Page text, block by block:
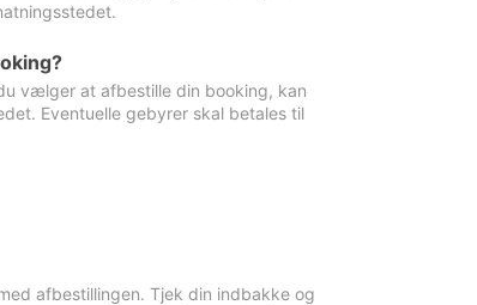
vælger at afbestille din booking, kan
Eventuelle gebyrer skal betales til
afbestillingen. Tjek din indbakke og